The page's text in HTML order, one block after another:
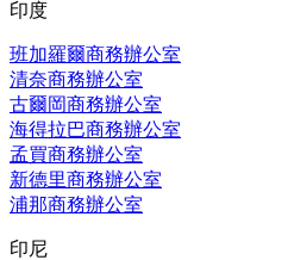
印度
班加羅爾商務辦公室
清奈商務辦公室
古爾岡商務辦公室
海得拉巴商務辦公室
孟買商務辦公室
新德里商務辦公室
浦那商務辦公室
印尼